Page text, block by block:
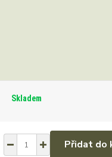
Skladem
Přidat do